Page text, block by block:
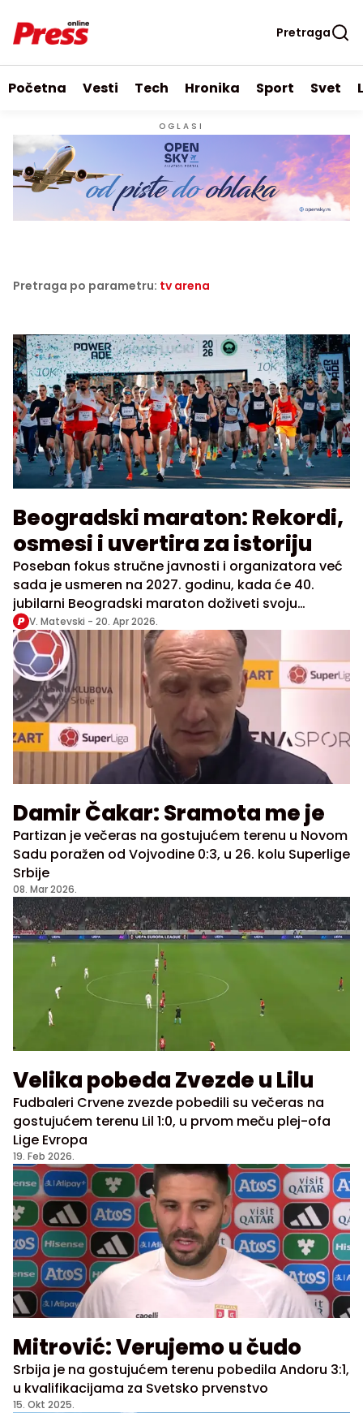
Pretraga
Početna Vesti Tech Hronika Sport Svet
OGLASI
Pretraga po parametru: tv arena
Beogradski maraton: Rekordi,
osmesi i uvertira za istoriju
Poseban fokus stručne javnosti i organizatora već
sada je usmeren na 2027. godinu, kada će 40.
jubilarni Beogradski maraton doživeti svoju
istorijsku kulminaciju
V. Matevski - 20. Apr 2026.
Damir Čakar: Sramota me je
Partizan je večeras na gostujućem terenu u Novom
Sadu poražen od Vojvodine 0:3, u 26. kolu Superlige
Srbije
08. Mar 2026.
Velika pobeda Zvezde u Lilu
Fudbaleri Crvene zvezde pobedili su večeras na
gostujućem terenu Lil 1:0, u prvom meču plej-ofa
Lige Evropa
19. Feb 2026.
Mitrović: Verujemo u čudo
Srbija je na gostujućem terenu pobedila Andoru 3:1,
u kvalifikacijama za Svetsko prvenstvo
15. Okt 2025.